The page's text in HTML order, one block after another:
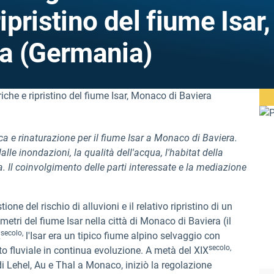
del fiume Isar,
(Germania)
e rinaturazione per il fiume Isar a Monaco di Baviera.
inondazioni, la qualità dell'acqua, l'habitat della
Il coinvolgimento delle parti interessate e la mediazione
del rischio di alluvioni e il relativo ripristino di un
del fiume Isar nella città di Monaco di Baviera (il
secolo, l'Isar era un tipico fiume alpino selvaggio con
fluviale in continua evoluzione. A metà del XIXsecolo,
Au e Thal a Monaco, iniziò la regolazione